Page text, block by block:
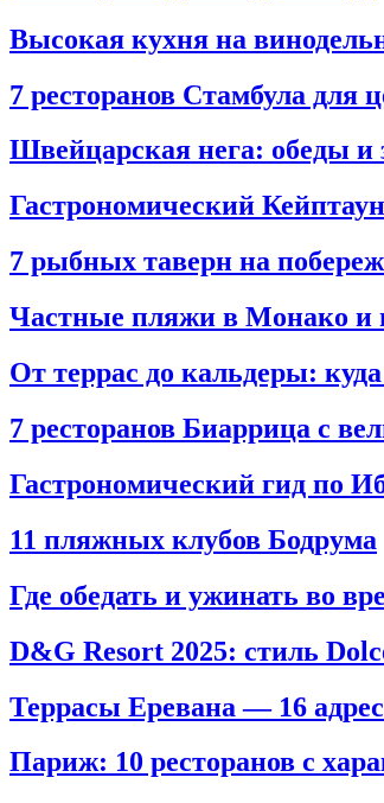
Высокая кухня на
7 ресторанов Стамбула для
Швейцарская нега: обеды и
Гастрономический
7 рыбных таверн на
Частные пляжи в Монако и
От террас до кальдеры:
7 ресторанов Биаррица с
Гастрономический гид по
11 пляжных клубов Бодрума
Где обедать и ужинать во
D&G Resort 2025: стиль
Террасы Еревана — 16
Париж: 10 ресторанов с